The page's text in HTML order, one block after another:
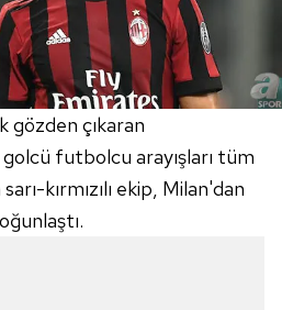
gözden çıkaran
golcü futbolcu arayışları tüm
kırmızılı ekip, Milan'dan